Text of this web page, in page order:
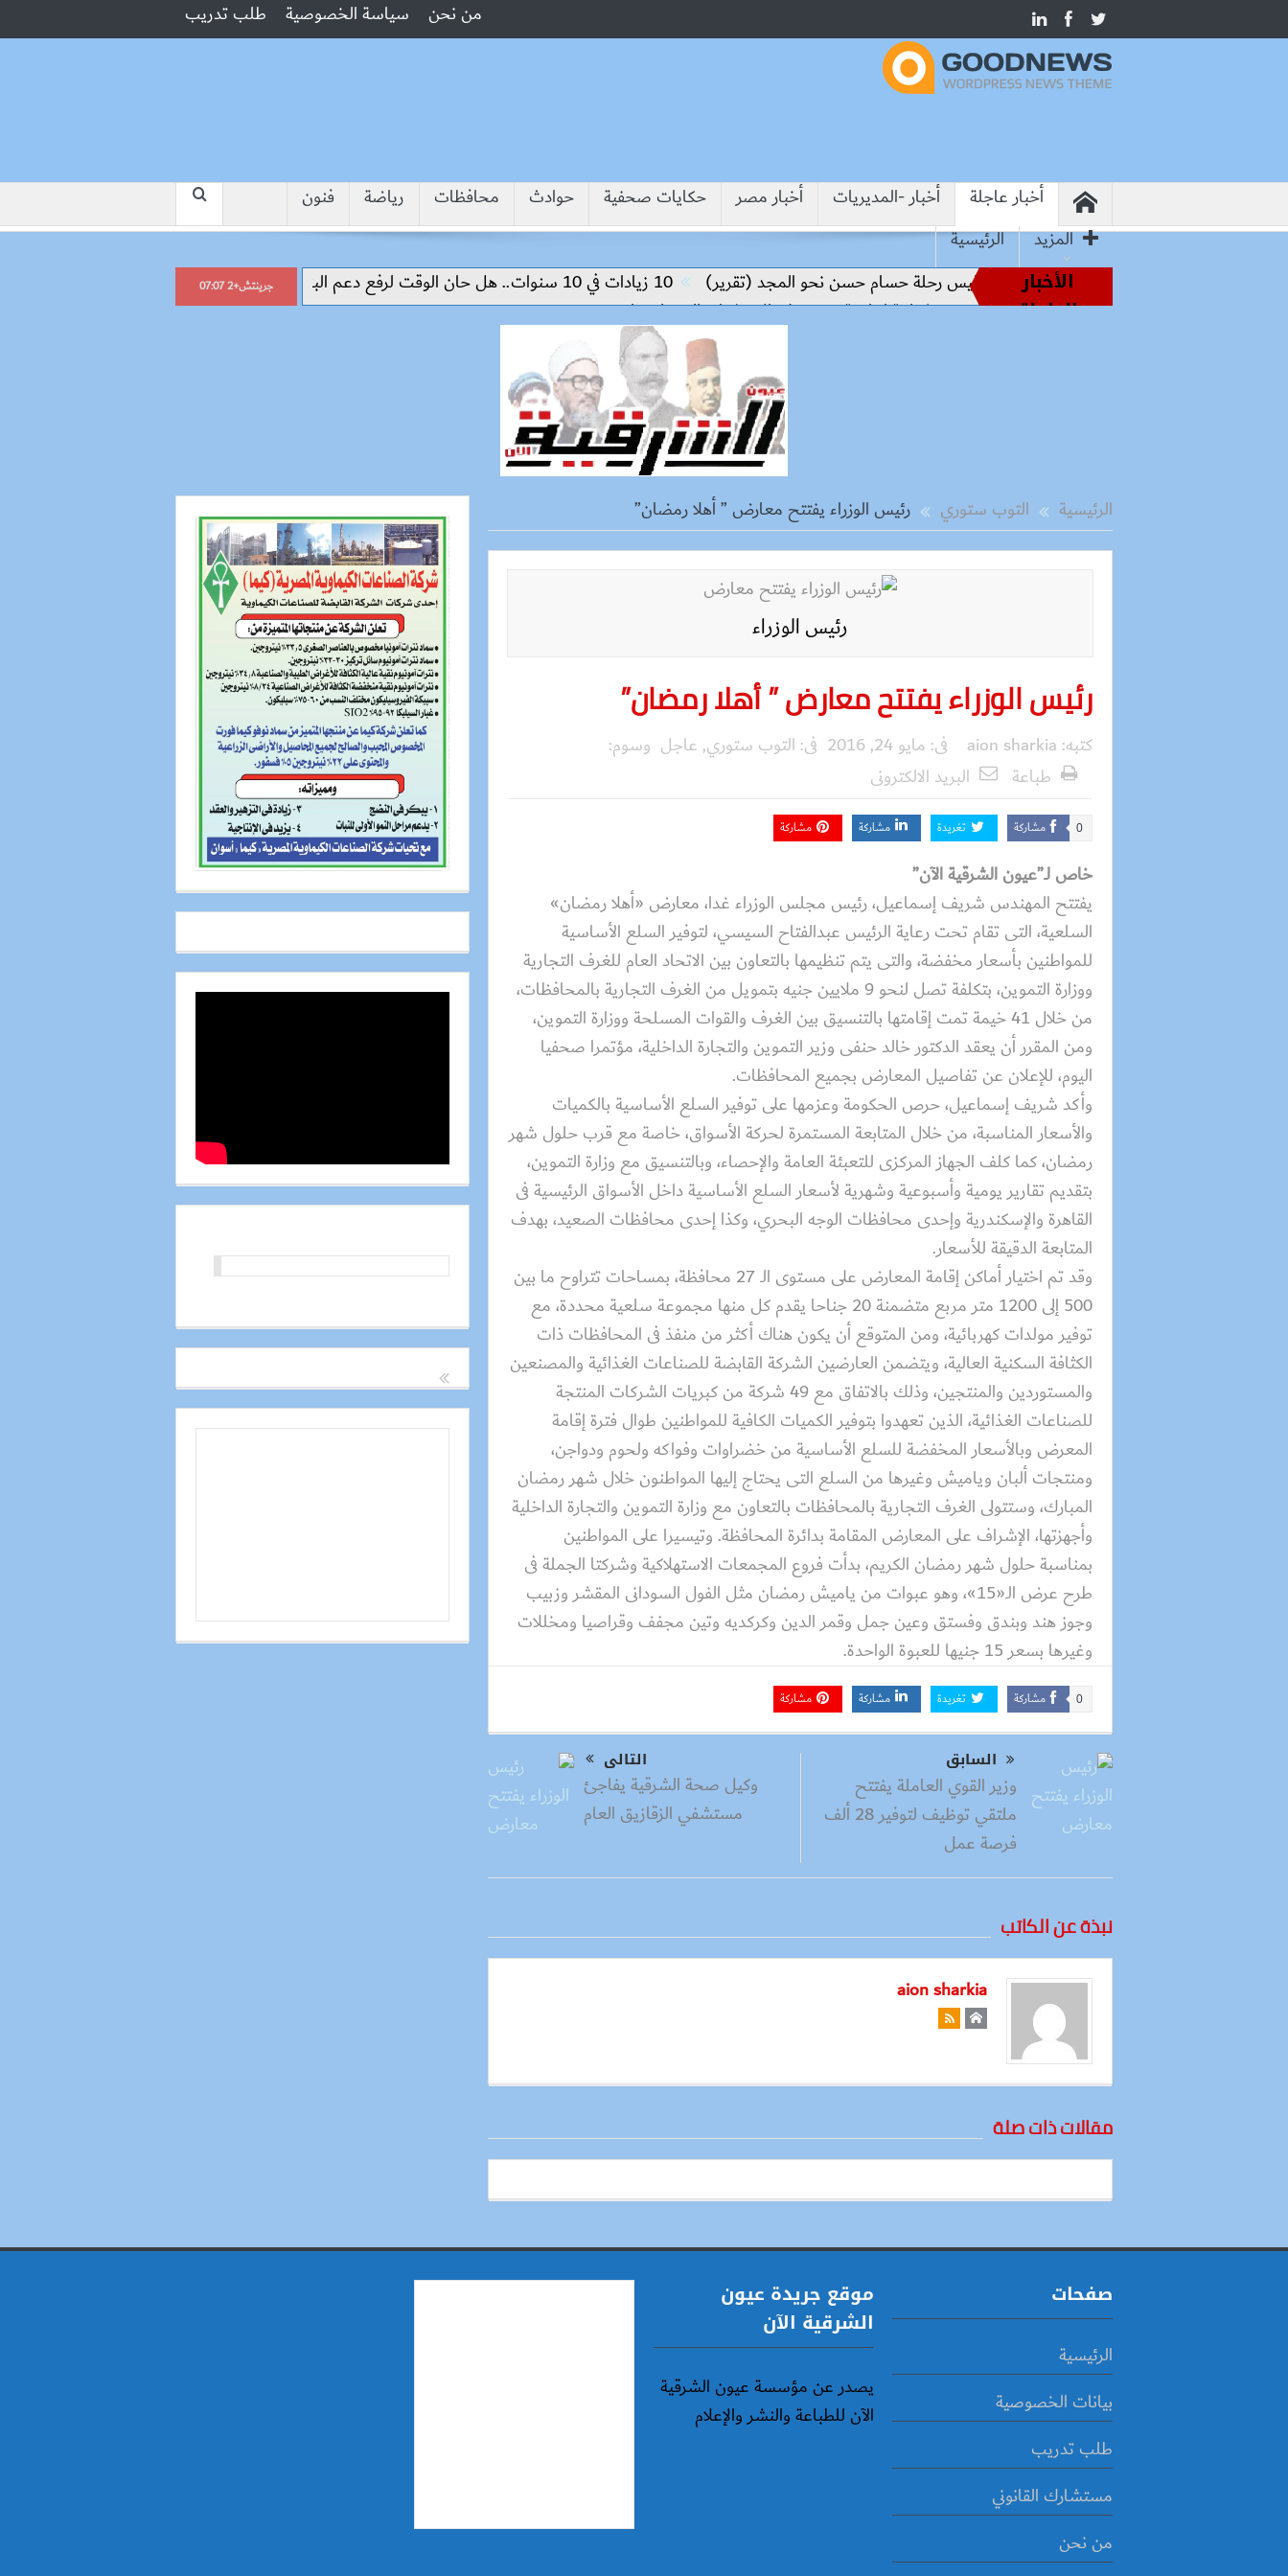
من نحن سياسة الخصوصية طلب تدريب
أخبار عاجلة أخبار -المديريات أخبار مصر حكايات صحفية حوادث محافظات رياضة
فنون
المزيد
الرئيسية
الأخبار
العاجلة
أساطير الملاعب إلى قيادة الفراعنة.. كواليس رحلة حسام حسن نحو المجد (تقرير) 10 زيادات في 10 سنوات.. هل حان الوقت لرفع دعم البنزين نهائيا؟
“جبروت امرأة”.. مارست الرذيلة أمام
الصناعة المصري والبرازيلي يبحثان تأسيس شراكة إنتاجية ترتكز على الاستثمار والتكنولوجيا
جرينتش+2 07:07
الرئيسية التوب ستوري رئيس الوزراء يفتتح معارض ” أهلا رمضان”
رئيس الوزراء
رئيس الوزراء يفتتح معارض ” أهلا رمضان”
كتبه: aion sharkia فى: مايو 24, 2016 فى: التوب ستوري, عاجل وسوم:
طباعة
البريد الالكترونى
مشاركة 0 تغريدة مشاركة مشاركة
خاص لـ”عيون الشرقية الآن”
يفتتح المهندس شريف إسماعيل، رئيس مجلس الوزراء غدا، معارض «أهلا رمضان»
السلعية، التى تقام تحت رعاية الرئيس عبدالفتاح السيسي، لتوفير السلع الأساسية
للمواطنين بأسعار مخفضة، والتى يتم تنظيمها بالتعاون بين الاتحاد العام للغرف التجارية
ووزارة التموين، بتكلفة تصل لنحو 9 ملايين جنيه بتمويل من الغرف التجارية بالمحافظات،
من خلال 41 خيمة تمت إقامتها بالتنسيق بين الغرف والقوات المسلحة ووزارة التموين،
ومن المقرر أن يعقد الدكتور خالد حنفى وزير التموين والتجارة الداخلية، مؤتمرا صحفيا
اليوم، للإعلان عن تفاصيل المعارض بجميع المحافظات.
وأكد شريف إسماعيل، حرص الحكومة وعزمها على توفير السلع الأساسية بالكميات
والأسعار المناسبة، من خلال المتابعة المستمرة لحركة الأسواق، خاصة مع قرب حلول شهر
رمضان، كما كلف الجهاز المركزى للتعبئة العامة والإحصاء، وبالتنسيق مع وزارة التموين،
بتقديم تقارير يومية وأسبوعية وشهرية لأسعار السلع الأساسية داخل الأسواق الرئيسية فى
القاهرة والإسكندرية وإحدى محافظات الوجه البحري، وكذا إحدى محافظات الصعيد، بهدف
المتابعة الدقيقة للأسعار.
وقد تم اختيار أماكن إقامة المعارض على مستوى الـ 27 محافظة، بمساحات تتراوح ما بين
500 إلى 1200 متر مربع متضمنة 20 جناحا يقدم كل منها مجموعة سلعية محددة، مع
توفير مولدات كهربائية، ومن المتوقع أن يكون هناك أكثر من منفذ فى المحافظات ذات
الكثافة السكنية العالية، ويتضمن العارضين الشركة القابضة للصناعات الغذائية والمصنعين
والمستوردين والمنتجين، وذلك بالاتفاق مع 49 شركة من كبريات الشركات المنتجة
للصناعات الغذائية، الذين تعهدوا بتوفير الكميات الكافية للمواطنين طوال فترة إقامة
المعرض وبالأسعار المخفضة للسلع الأساسية من خضراوات وفواكه ولحوم ودواجن،
ومنتجات ألبان وياميش وغيرها من السلع التى يحتاج إليها المواطنون خلال شهر رمضان
المبارك، وستتولى الغرف التجارية بالمحافظات بالتعاون مع وزارة التموين والتجارة الداخلية
وأجهزتها، الإشراف على المعارض المقامة بدائرة المحافظة. وتيسيرا على المواطنين
بمناسبة حلول شهر رمضان الكريم، بدأت فروع المجمعات الاستهلاكية وشركتا الجملة فى
طرح عرض الـ«15»، وهو عبوات من ياميش رمضان مثل الفول السودانى المقشر وزبيب
وجوز هند وبندق وفستق وعين جمل وقمر الدين وكركديه وتين مجفف وقراصيا ومخللات
وغيرها بسعر 15 جنيها للعبوة الواحدة.
مشاركة 0 تغريدة مشاركة مشاركة
السابق
وزير القوي العاملة يفتتح
ملتقي توظيف لتوفير 28 ألف
فرصة عمل
التالى
وكيل صحة الشرقية يفاجئ
مستشفي الزقازيق العام
نبذة عن الكاتب
aion sharkia
مقالات ذات صلة
صفحات
الرئيسية
بيانات الخصوصية
طلب تدريب
مستشارك القانوني
من نحن
موقع جريدة عيون
الشرقية الآن
يصدر عن مؤسسة عيون الشرقية
الآن للطباعة والنشر والإعلام